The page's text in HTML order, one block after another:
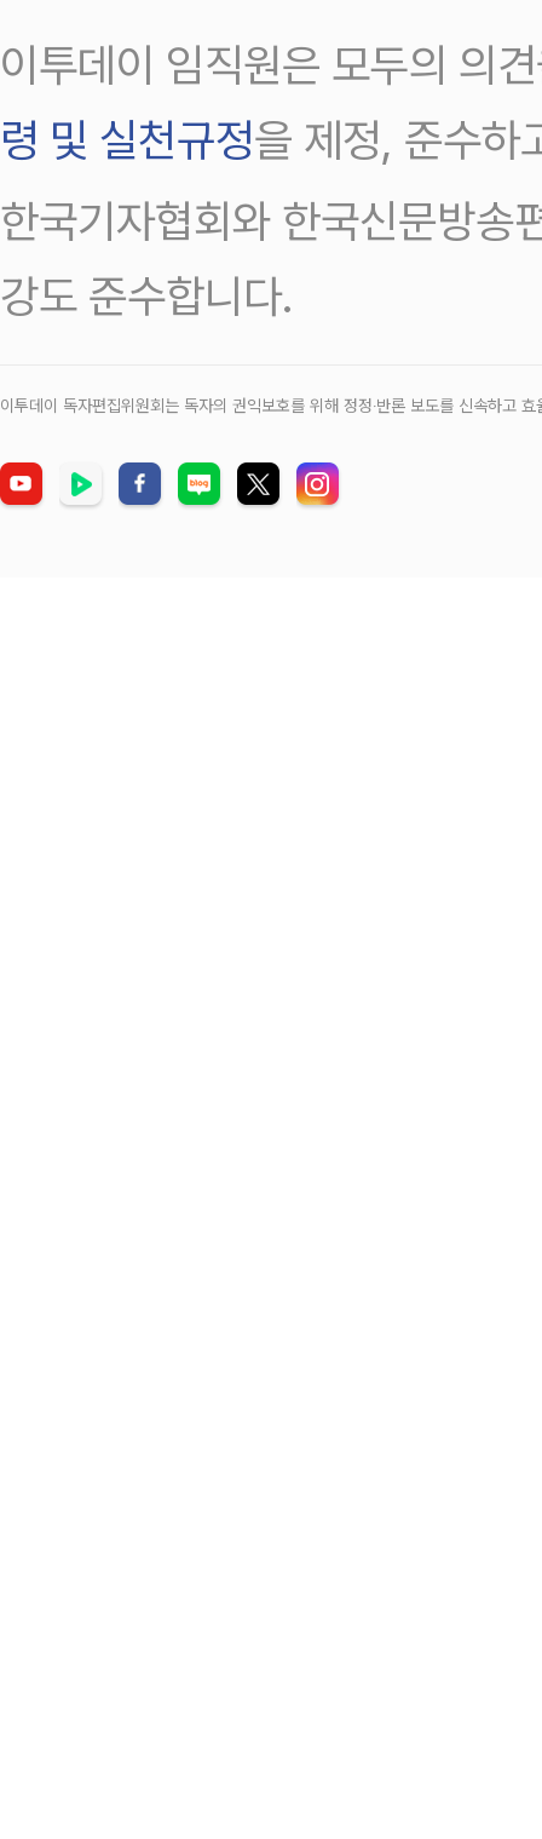
이투데이 임직원은 모두의 의
령 및 실천규정을 제정, 준수하
한국기자협회와 한국신문방송
강도 준수합니다.
이투데이 독자편집위원회는 독자의 권익보호를 위해 정정‧반론 보도를 신속하고